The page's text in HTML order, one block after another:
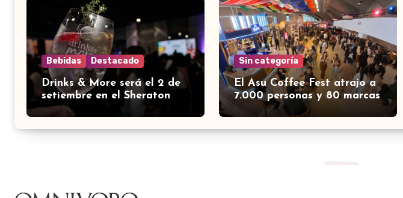
Bebidas Destacado
Drinks & More será el 2 de
setiembre en el Sheraton
Sin categoría
El Asu Coffee Fest atrajo a
7.000 personas y 80 marcas